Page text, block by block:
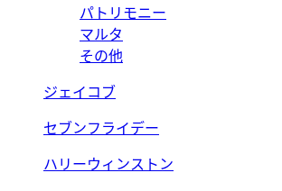
パトリモニー
マルタ
その他
ジェイコブ
セブンフライデー
ハリーウィンストン